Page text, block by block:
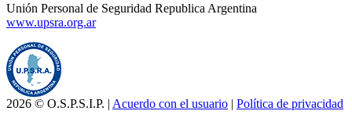
Unión Personal de Seguridad Republica Argentina
www.upsra.org.ar
2026 © O.S.P.S.I.P. | Acuerdo con el usuario | Política de privacidad